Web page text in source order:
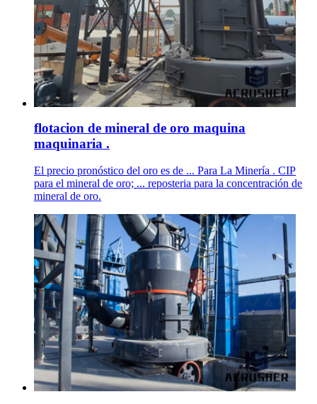
flotacion de mineral de oro maquina
maquinaria .
El precio pronóstico del oro es de ... Para La Minería . CIP
para el mineral de oro; ... reposteria para la concentración de
mineral de oro.